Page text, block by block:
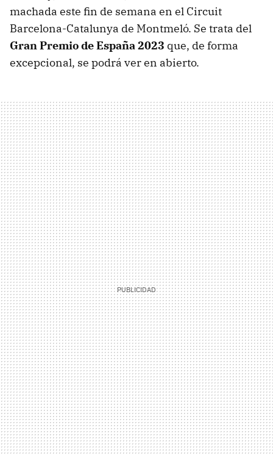
machada este fin de semana en el Circuit
Barcelona-Catalunya de Montmeló. Se trata del
Gran Premio de España 2023 que, de forma
excepcional, se podrá ver en abierto.